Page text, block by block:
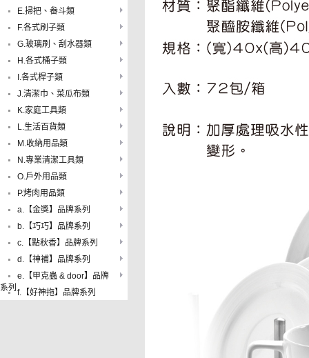
E.掃把、畚斗類
F.各式刷子類
G.玻璃刷、刮水器類
H.各式桶子類
I.各式桿子類
J.清潔巾、菜瓜布類
K.家庭工具類
L.生活百貨類
M.收納用品類
N.專業清潔工具類
O.戶外用品類
P.烤肉用品類
a.【金獎】品牌系列
b.【巧巧】品牌系列
c.【點秋香】品牌系列
d.【神補】品牌系列
e.【甲克蟲 & door】品牌
系列 f.【好神拖】品牌系列